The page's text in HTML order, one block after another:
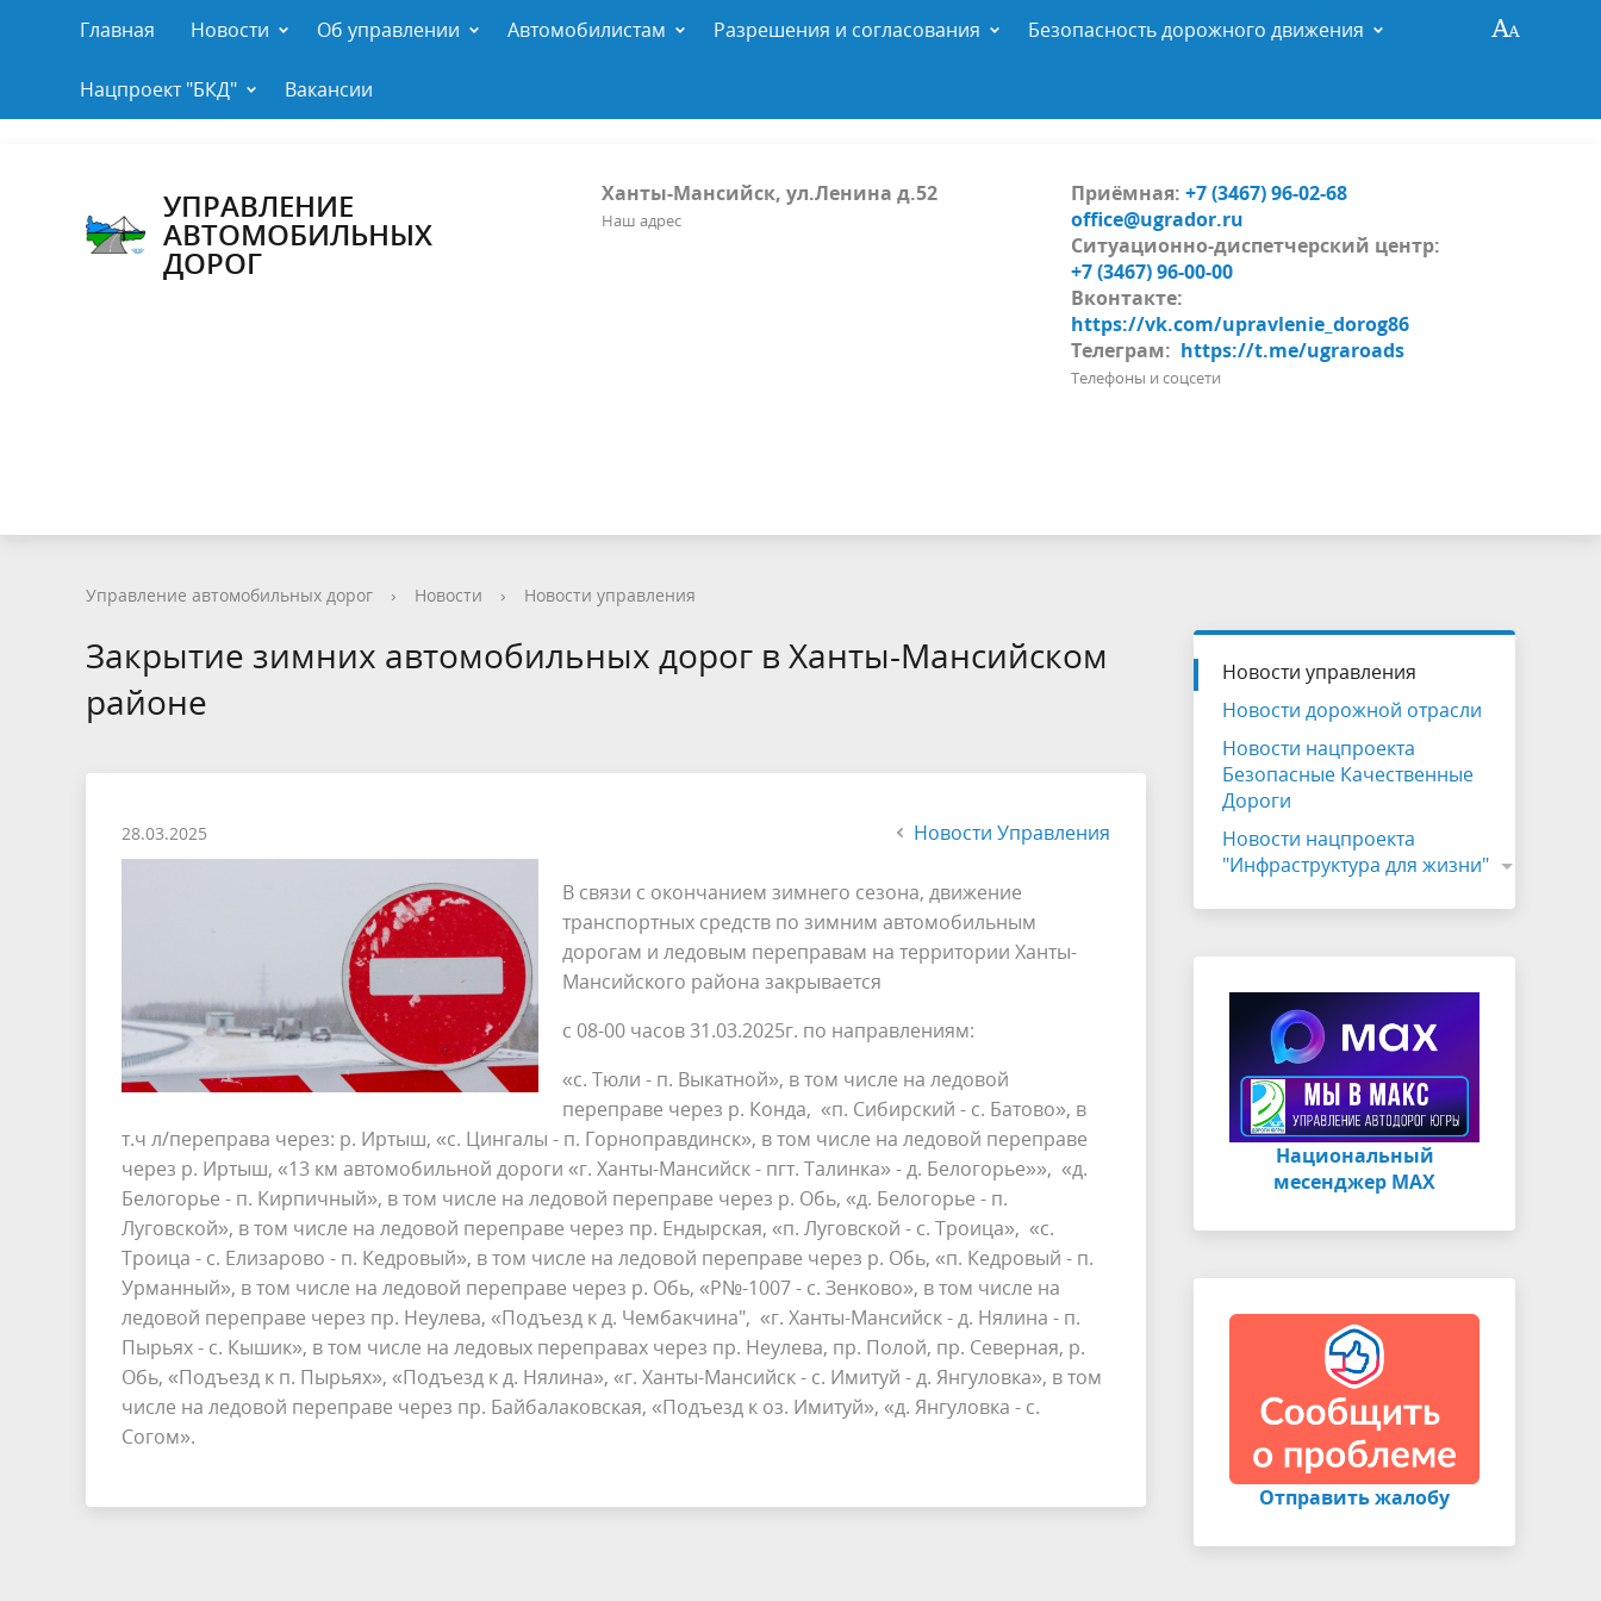
Главная Новости Об управлении Автомобилистам Разрешения и согласования Безопасность дорожного движения
Нацпроект "БКД" Вакансии
УПРАВЛЕНИЕ
АВТОМОБИЛЬНЫХ
ДОРОГ
Ханты-Мансийск, ул.Ленина д.52
Наш адрес
Приёмная: +7 (3467) 96-02-68
office@ugrador.ru
Ситуационно-диспетчерский центр:
+7 (3467) 96-00-00
Вконтакте:
https://vk.com/upravlenie_dorog86
Телеграм: https://t.me/ugraroads
Телефоны и соцсети
Управление автомобильных дорог › Новости › Новости управления
Закрытие зимних автомобильных дорог в Ханты-Мансийском
районе
28.03.2025 Новости Управления
В связи с окончанием зимнего сезона, движение
транспортных средств по зимним автомобильным
дорогам и ледовым переправам на территории Ханты-
Мансийского района закрывается
с 08-00 часов 31.03.2025г. по направлениям:
«с. Тюли - п. Выкатной», в том числе на ледовой
переправе через р. Конда, «п. Сибирский - с. Батово», в
т.ч л/переправа через: р. Иртыш, «с. Цингалы - п. Горноправдинск», в том числе на ледовой переправе
через р. Иртыш, «13 км автомобильной дороги «г. Ханты-Мансийск - пгт. Талинка» - д. Белогорье»», «д.
Белогорье - п. Кирпичный», в том числе на ледовой переправе через р. Обь, «д. Белогорье - п.
Луговской», в том числе на ледовой переправе через пр. Ендырская, «п. Луговской - с. Троица», «с.
Троица - с. Елизарово - п. Кедровый», в том числе на ледовой переправе через р. Обь, «п. Кедровый - п.
Урманный», в том числе на ледовой переправе через р. Обь, «Р№-1007 - с. Зенково», в том числе на
ледовой переправе через пр. Неулева, «Подъезд к д. Чембакчина", «г. Ханты-Мансийск - д. Нялина - п.
Пырьях - с. Кышик», в том числе на ледовых переправах через пр. Неулева, пр. Полой, пр. Северная, р.
Обь, «Подъезд к п. Пырьях», «Подъезд к д. Нялина», «г. Ханты-Мансийск - с. Имитуй - д. Янгуловка», в том
числе на ледовой переправе через пр. Байбалаковская, «Подъезд к оз. Имитуй», «д. Янгуловка - с.
Согом».
Новости управления
Новости дорожной отрасли
Новости нацпроекта
Безопасные Качественные
Дороги
Новости нацпроекта
"Инфраструктура для жизни"
Национальный
месенджер МАХ
Отправить жалобу